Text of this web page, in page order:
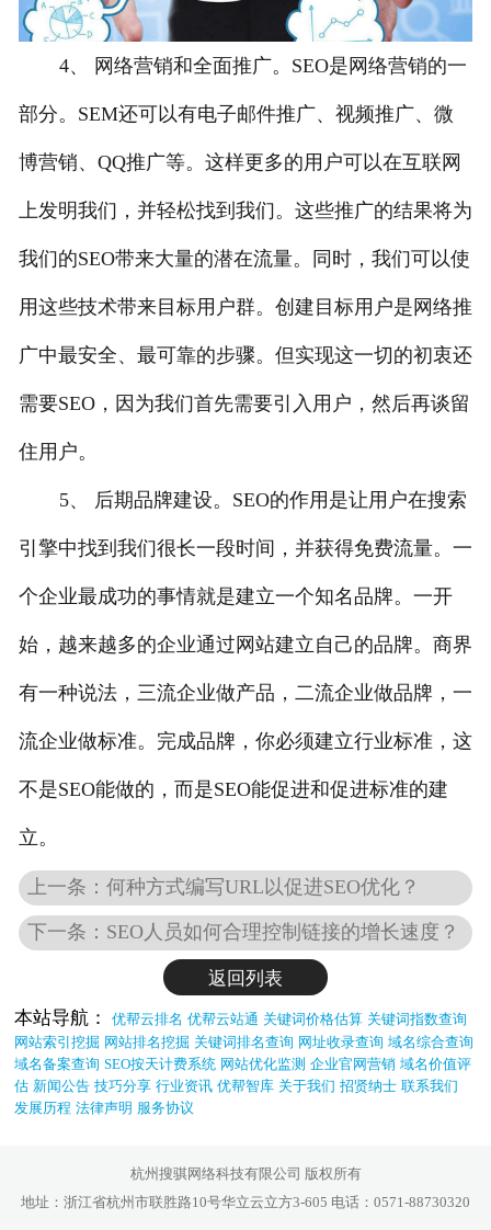
4、 网络营销和全面推广。SEO是网络营销的一
部分。SEM还可以有电子邮件推广、视频推广、微
博营销、QQ推广等。这样更多的用户可以在互联网
上发明我们，并轻松找到我们。这些推广的结果将为
我们的SEO带来大量的潜在流量。同时，我们可以使
用这些技术带来目标用户群。创建目标用户是网络推
广中最安全、最可靠的步骤。但实现这一切的初衷还
需要SEO，因为我们首先需要引入用户，然后再谈留
住用户。
5、 后期品牌建设。SEO的作用是让用户在搜索
引擎中找到我们很长一段时间，并获得免费流量。一
个企业最成功的事情就是建立一个知名品牌。一开
始，越来越多的企业通过网站建立自己的品牌。商界
有一种说法，三流企业做产品，二流企业做品牌，一
流企业做标准。完成品牌，你必须建立行业标准，这
不是SEO能做的，而是SEO能促进和促进标准的建
立。
上一条：何种方式编写URL以促进SEO优化？
下一条：SEO人员如何合理控制链接的增长速度？
返回列表
本站导航：
优帮云排名 优帮云站通 关键词价格估算 关键词指数查询
网站索引挖掘 网站排名挖掘 关键词排名查询 网址收录查询 域名综合查询
域名备案查询 SEO按天计费系统 网站优化监测 企业官网营销 域名价值评
估 新闻公告 技巧分享 行业资讯 优帮智库 关于我们 招贤纳士 联系我们
发展历程 法律声明 服务协议
杭州搜骐网络科技有限公司 版权所有
地址：浙江省杭州市联胜路10号华立云立方3-605 电话：0571-88730320